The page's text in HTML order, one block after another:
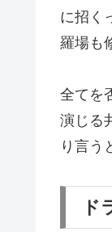
に招く
羅場も
全てを
演じる
り言う
ド